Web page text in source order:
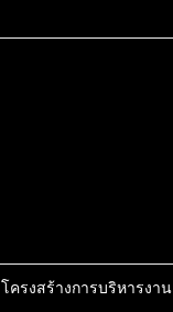
โครงสร้างการบริหารงาน